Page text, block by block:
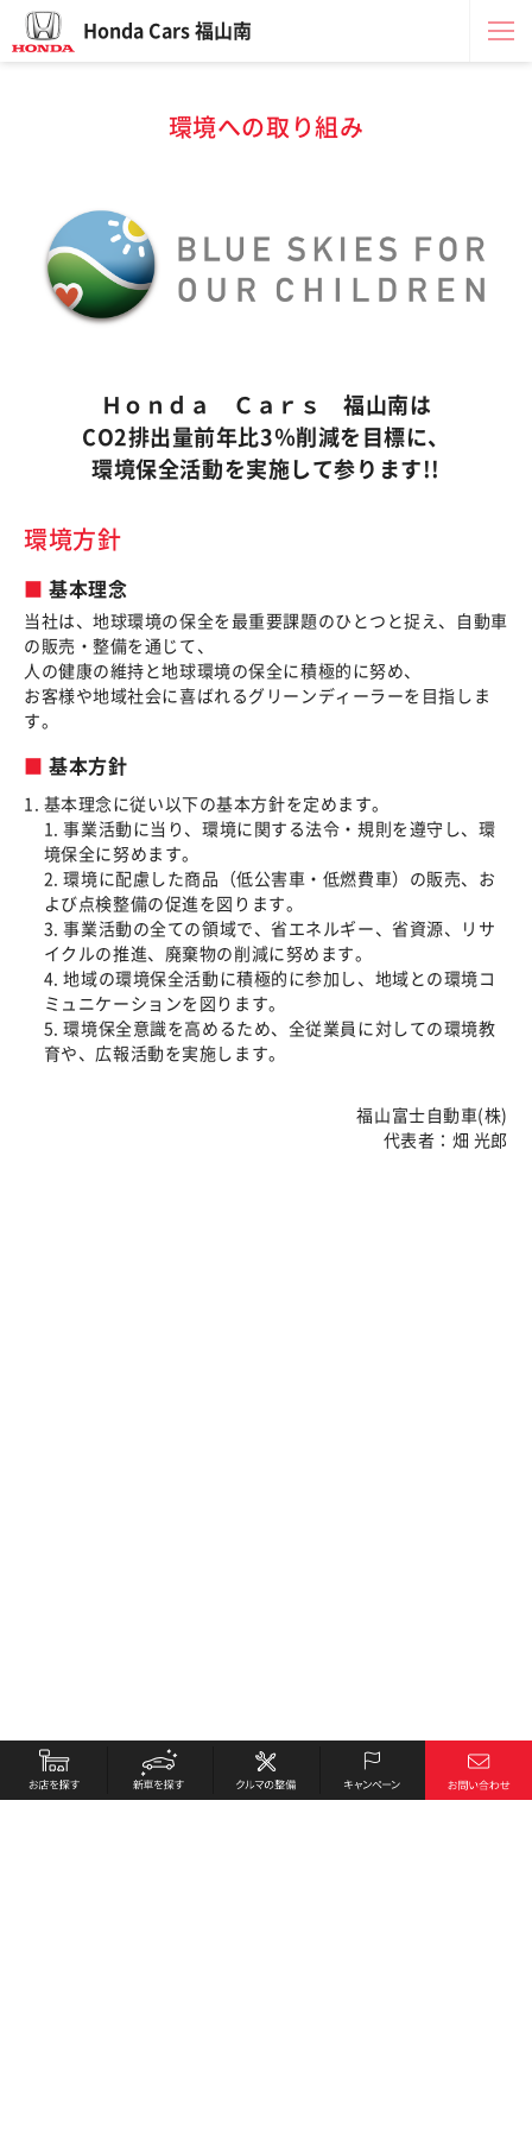
Honda Cars 福山南
環境への取り組み
Ｈｏｎｄａ Ｃａｒｓ 福山南は
CO2排出量前年比3％削減を目標に、
環境保全活動を実施して参ります!!
環境方針
基本理念
当社は、地球環境の保全を最重要課題のひとつと捉え、自動車
の販売・整備を通じて、
人の健康の維持と地球環境の保全に積極的に努め、
お客様や地域社会に喜ばれるグリーンディーラーを目指しま
す。
基本方針
基本理念に従い以下の基本方針を定めます。
1. 事業活動に当り、環境に関する法令・規則を遵守し、環
境保全に努めます。
2. 環境に配慮した商品（低公害車・低燃費車）の販売、お
よび点検整備の促進を図ります。
3. 事業活動の全ての領域で、省エネルギー、省資源、リサ
イクルの推進、廃棄物の削減に努めます。
4. 地域の環境保全活動に積極的に参加し、地域との環境コ
ミュニケーションを図ります。
5. 環境保全意識を高めるため、全従業員に対しての環境教
育や、広報活動を実施します。
福山富士自動車(株)
代表者：畑 光郎